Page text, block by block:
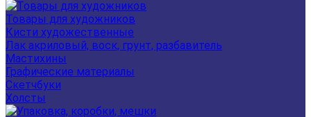
Товары для художников
Кисти художественные
Лак акриловый, воск, грунт, разбавитель
Мастихины
Графические материалы
Скетчбуки
Холсты